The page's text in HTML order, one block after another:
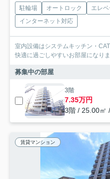
駐輪場 オートロック エレ
インターネット対応
室内設備はシステムキッチン・
快適に過ごしやすいお部屋になり
募集中の部屋
3階
7.35万円
3階 / 25.00㎡
賃貸マンション